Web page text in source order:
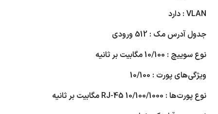
VLAN : دارد
جدول آدرس مک : 512 ورودی
نوع سوییچ : 10/100مگابیت بر ثانیه
ویژگی‌های پورت : 10/100
نوع پورت‌ها : RJ-45 10/100/1000 مگابیت بر ثانیه